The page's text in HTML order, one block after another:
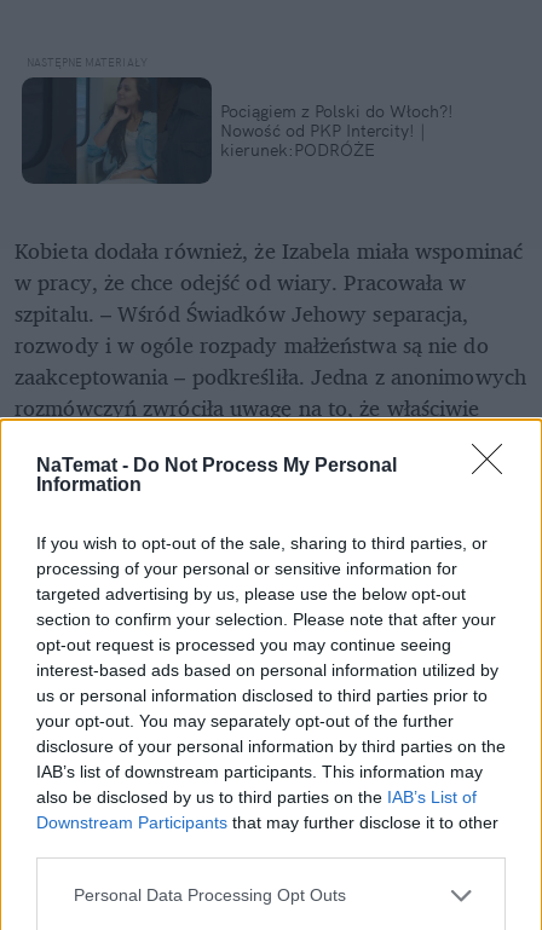
NaTemat - Do Not Process My Personal
Information
If you wish to opt-out of the sale, sharing to third parties, or
processing of your personal or sensitive information for
targeted advertising by us, please use the below opt-out
section to confirm your selection. Please note that after your
opt-out request is processed you may continue seeing
interest-based ads based on personal information utilized by
us or personal information disclosed to third parties prior to
your opt-out. You may separately opt-out of the further
disclosure of your personal information by third parties on the
IAB’s list of downstream participants. This information may
also be disclosed by us to third parties on the IAB’s List of
Downstream Participants that may further disclose it to other
Personal Data Processing Opt Outs
Pociągiem z Polski do Włoch?!
Nowość od PKP Intercity! |
kierunek:PODRÓŻE
Kobieta dodała również, że Izabela miała wspominać
w pracy, że chce odejść od wiary. Pracowała w
szpitalu. – Wśród Świadków Jehowy separacja,
rozwody i w ogóle rozpady małżeństwa są nie do
zaakceptowania – podkreśliła. Jedna z anonimowych
rozmówczyń zwróciła uwagę na to, że właściwie
Izabela i jej mąż rozstali się, małżeństwem byli już
tylko na papierze.
Odnaleziona Izabela nie chce
kontaktować się z rodziną. Mąż
ujawnia, o co może chodzić
Moczydłowski o sprawie Izabeli P.:
"Śmierdzi na kilometr". Uderza w
świadków Jehowy
obserwuj nas w Google News!